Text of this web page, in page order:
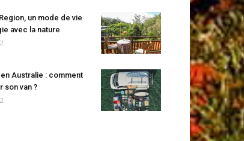
un mode de vie
avec la nature
Australie : comment
son van ?